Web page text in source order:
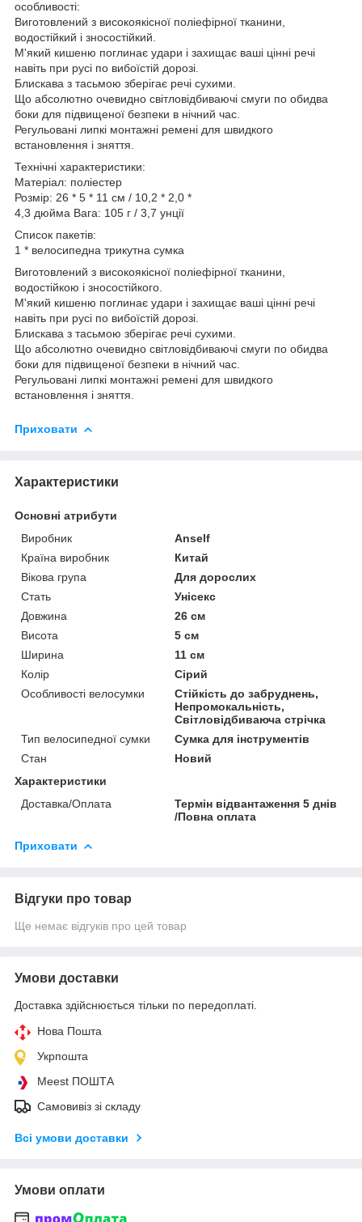
особливості:
Виготовлений з високоякісної поліефірної тканини,
водостійкий і зносостійкий.
М'який кишеню поглинає удари і захищає ваші цінні речі
навіть при русі по вибоїстій дорозі.
Блискава з тасьмою зберігає речі сухими.
Що абсолютно очевидно світловідбиваючі смуги по обидва
боки для підвищеної безпеки в нічний час.
Регульовані липкі монтажні ремені для швидкого
встановлення і зняття.
Технічні характеристики:
Матеріал: поліестер
Розмір: 26 * 5 * 11 см / 10,2 * 2,0 *
4,3 дюйма Вага: 105 г / 3,7 унції
Список пакетів:
1 * велосипедна трикутна сумка
Виготовлений з високоякісної поліефірної тканини,
водостійкою і зносостійкого.
М'який кишеню поглинає удари і захищає ваші цінні речі
навіть при русі по вибоїстій дорозі.
Блискава з тасьмою зберігає речі сухими.
Що абсолютно очевидно світловідбиваючі смуги по обидва
боки для підвищеної безпеки в нічний час.
Регульовані липкі монтажні ремені для швидкого
встановлення і зняття.
Приховати
Характеристики
Основні атрибути
Виробник
Anself
Країна виробник
Китай
Вікова група
Для дорослих
Стать
Унісекс
Довжина
26 см
Висота
5 см
Ширина
11 см
Колір
Сірий
Особливості велосумки
Стійкість до забруднень,
Непромокальність,
Світловідбиваюча стрічка
Тип велосипедної сумки
Сумка для інструментів
Стан
Новий
Характеристики
Доставка/Оплата
Термін відвантаження 5 днів
/Повна оплата
Приховати
Відгуки про товар
Ще немає відгуків про цей товар
Умови доставки
Доставка здійснюється тільки по передоплаті.
Нова Пошта
Укрпошта
Meest ПОШТА
Самовивіз зі складу
Всі умови доставки
Умови оплати